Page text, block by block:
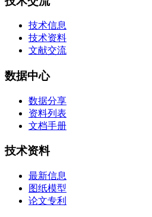
技术信息
技术资料
文献交流
数据中心
数据分享
资料列表
文档手册
技术资料
最新信息
图纸模型
论文专利